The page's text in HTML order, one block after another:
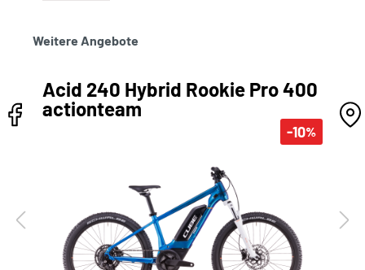
Weitere Angebote
-10%
Acid 240 Hybrid Rookie Pro 400
actionteam